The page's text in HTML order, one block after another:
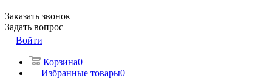
Заказать звонок
Задать вопрос
Войти
Корзина0
Избранные товары0